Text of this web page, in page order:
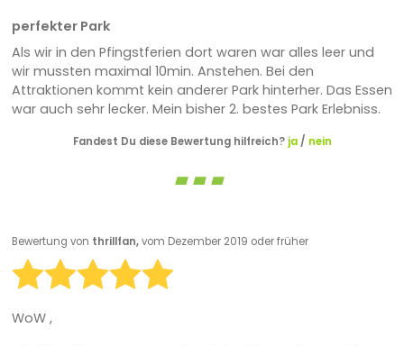
perfekter Park
Als wir in den Pfingstferien dort waren war alles leer und
wir mussten maximal 10min. Anstehen. Bei den
Attraktionen kommt kein anderer Park hinterher. Das Essen
war auch sehr lecker. Mein bisher 2. bestes Park Erlebniss.
Fandest Du diese Bewertung hilfreich? ja/ nein
Bewertung von thrillfan,vom Dezember 2019 oder früher
WoW ,